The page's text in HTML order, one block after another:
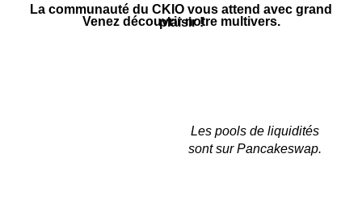
La communauté du CKIO vous attend avec grand
plaisir !
Venez découvrir notre multivers.
Les pools de liquidités
sont sur Pancakeswap.